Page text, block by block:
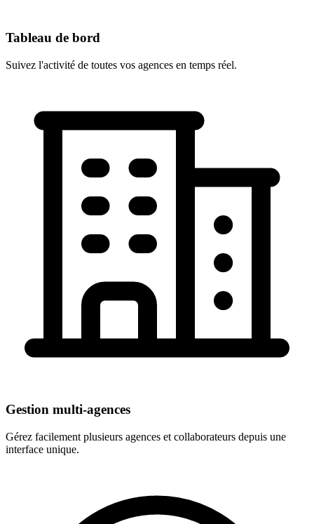
Tableau de bord
Suivez l'activité de toutes vos agences en temps réel.
Gestion multi-agences
Gérez facilement plusieurs agences et collaborateurs depuis une
interface unique.